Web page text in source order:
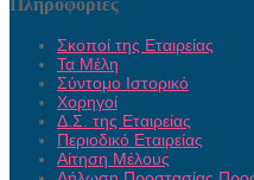
Σκοποί της Εταιρείας
Τα Μέλη
Σύντομο Ιστορικό
Χορηγοί
Δ.Σ. της Εταιρείας
Περιοδικό Εταιρείας
Αίτηση Μέλους